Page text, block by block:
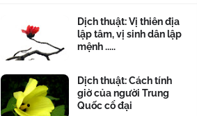
Dịch thuật: Vị thiên địa
lập tâm, vị sinh dân lập
mệnh .....
Dịch thuật: Cách tính
giờ của người Trung
Quốc cổ đại